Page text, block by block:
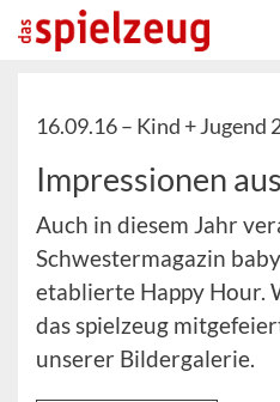
16.09.16 – Kind + Jugend
Impressionen
Auch in diesem Jahr
Schwestermagazin
etablierte Happy Hour.
das spielzeug
unserer Bildergalerie.